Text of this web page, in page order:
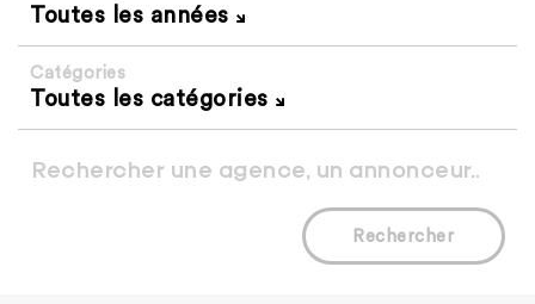
Toutes les années
Catégories
Toutes les catégories
Rechercher